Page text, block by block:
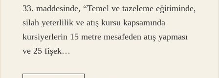
33. maddesinde, “Temel ve tazeleme eğitiminde,
silah yeterlilik ve atış kursu kapsamında
kursiyerlerin 15 metre mesafeden atış yapması
ve 25 fişek…